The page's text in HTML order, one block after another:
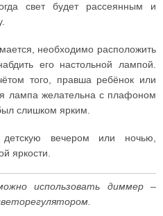
свет будет рассеянным и
необходимо расположить
его настольной лампой.
того, правша ребёнок или
лампа желательна с плафоном
слишком ярким.
вечером или ночью,
яркости.
использовать диммер –